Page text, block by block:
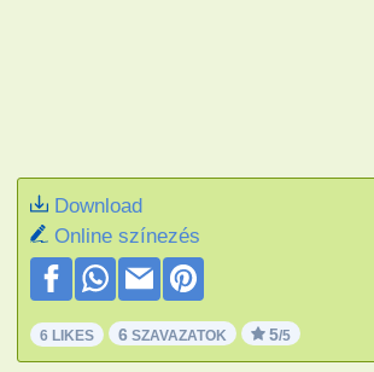
Download
Online színezés
6 LIKES 6 SZAVAZATOK 5/5